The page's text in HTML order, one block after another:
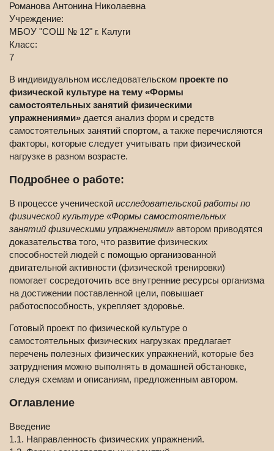
Романова Антонина Николаевна
Учреждение:
МБОУ "СОШ № 12" г. Калуги
Класс:
7
В индивидуальном исследовательском проекте по
физической культуре на тему «Формы
самостоятельных занятий физическими
упражнениями» дается анализ форм и средств
самостоятельных занятий спортом, а также перечисляются
факторы, которые следует учитывать при физической
нагрузке в разном возрасте.
Подробнее о работе:
В процессе ученической исследовательской работы по
физической культуре «Формы самостоятельных
занятий физическими упражнениями» автором приводятся
доказательства того, что развитие физических
способностей людей с помощью организованной
двигательной активности (физической тренировки)
помогает сосредоточить все внутренние ресурсы организма
на достижении поставленной цели, повышает
работоспособность, укрепляет здоровье.
Готовый проект по физической культуре о
самостоятельных физических нагрузках предлагает
перечень полезных физических упражнений, которые без
затруднения можно выполнять в домашней обстановке,
следуя схемам и описаниям, предложенным автором.
Оглавление
Введение
1.1. Направленность физических упражнений.